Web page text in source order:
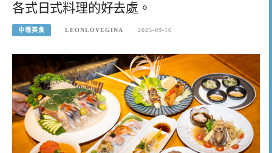
各式日式料理的好去處。
中壢美食 LEONLOVEGINA 2025-09-16